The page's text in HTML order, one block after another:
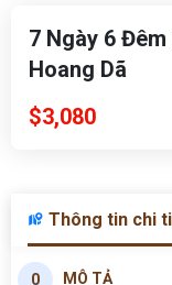
7 Ngày 6 Đêm
Hoang Dã
$3,080
Thông tin chi
0 MÔ TẢ